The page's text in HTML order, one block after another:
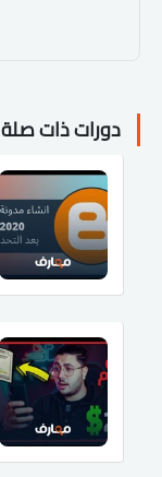
دورات ذات صلة